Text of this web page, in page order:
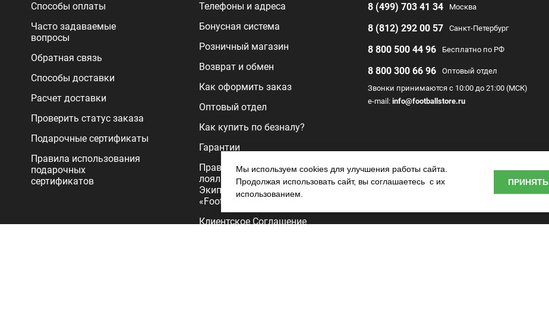
Способы оплаты
Часто задаваемые
вопросы
Обратная связь
Способы доставки
Расчет доставки
Проверить статус заказа
Подарочные сертификаты
Правила использования
подарочных
сертификатов
Телефоны и адреса
Бонусная система
Розничный магазин
Возврат и обмен
Как оформить заказ
Оптовый отдел
Как купить по безналу?
Гарантии
Правила программы
лояльности
Экипировочного центра
«FootballStore»
Клиентское Соглашение
8 (499) 703 41 34
Москва
8 (812) 292 00 57 Санкт-Петербург
8 800 500 44 96 Бесплатно по РФ
8 800 300 66 96
Оптовый отдел
Звонки принимаются с 10:00 до 21:00 (МСК)
e-mail: info@footballstore.ru
Мы используем cookies для улучшения работы сайта.
Продолжая использовать сайт, вы соглашаетесь с их
использованием.
ПРИНЯТЬ